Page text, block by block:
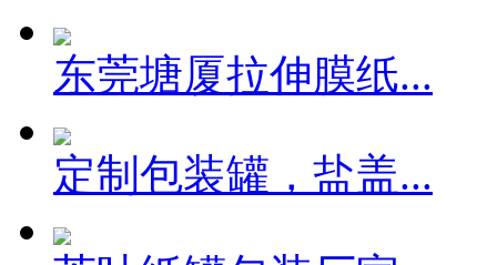
东莞塘厦拉伸膜纸...
定制包装罐，盐盖...